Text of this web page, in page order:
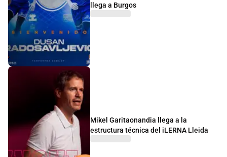
llega a Burgos
Mikel Garitaonandia llega a la
estructura técnica del iLERNA Lleida